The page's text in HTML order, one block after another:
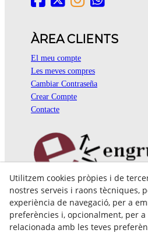
ÀREA CLIENTS
El meu compte
Les meves compres
Cambiar Contraseña
Crear Compte
Contacte
Pol. Ind. Coll de Montcada
Cr. Roca Plana, 14-16
08110 Montcada i Reixac
935 829 999
engrunes@engrunes.org
Utilitzem cookies pròpies i de
nostres serveis i raons tècniques,
experiència de navegació, per a
preferències i, opcionalment, per
relacionada amb les teves